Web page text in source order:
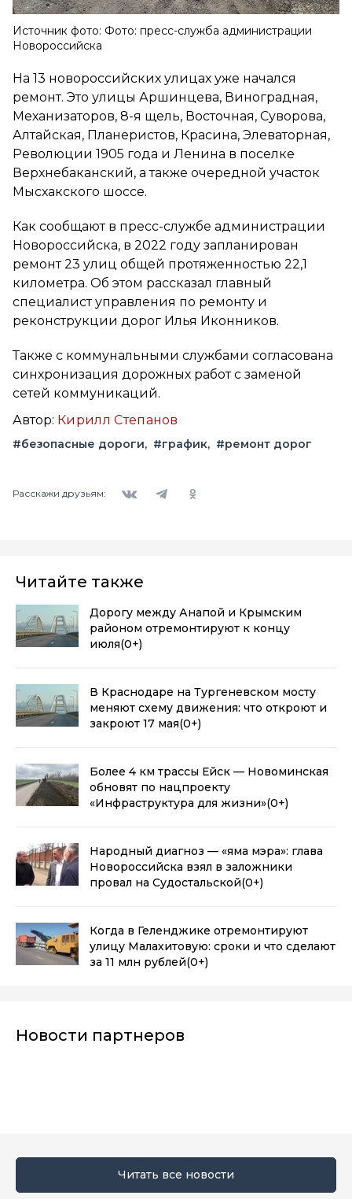
Источник фото: Фото: пресс-служба администрации
Новороссийска
На 13 новороссийских улицах уже начался
ремонт. Это улицы Аршинцева, Виноградная,
Механизаторов, 8-я щель, Восточная, Суворова,
Алтайская, Планеристов, Красина, Элеваторная,
Революции 1905 года и Ленина в поселке
Верхнебаканский, а также очередной участок
Мысхакского шоссе.
Как сообщают в пресс-службе администрации
Новороссийска, в 2022 году запланирован
ремонт 23 улиц общей протяженностью 22,1
километра. Об этом рассказал главный
специалист управления по ремонту и
реконструкции дорог Илья Иконников.
Также с коммунальными службами согласована
синхронизация дорожных работ с заменой
сетей коммуникаций.
Автор: Кирилл Степанов
#безопасные дороги #график #ремонт дорог
Расскажи друзьям:
Читайте также
Дорогу между Анапой и Крымским
районом отремонтируют к концу
июля(0+)
В Краснодаре на Тургеневском мосту
меняют схему движения: что откроют и
закроют 17 мая(0+)
Более 4 км трассы Ейск — Новоминская
обновят по нацпроекту
«Инфраструктура для жизни»(0+)
Народный диагноз — «яма мэра»: глава
Новороссийска взял в заложники
провал на Судостальской(0+)
Когда в Геленджике отремонтируют
улицу Малахитовую: сроки и что сделают
за 11 млн рублей(0+)
Новости партнеров
Читать все новости